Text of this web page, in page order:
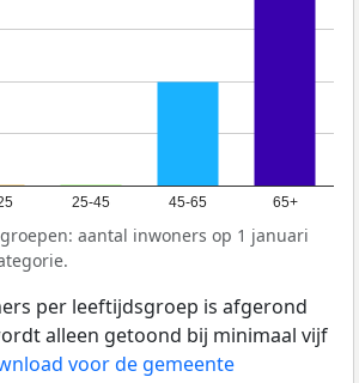
25-45 45-65 65+
aantal inwoners op 1 januari
per leeftijdsgroep is afgerond
alleen getoond bij minimaal vijf
voor de gemeente